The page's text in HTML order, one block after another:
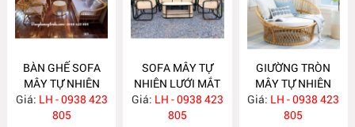
BÀN GHẾ SOFA
MÂY TỰ NHIÊN
MA657
Giá: LH - 0938 423
805
SOFA MÂY TỰ
NHIÊN LƯỚI MẮT
CÁO MA656
Giá: LH - 0938 423
805
GIƯỜNG TRÒN
MÂY TỰ NHIÊN
MA652
Giá: LH - 0938 423
805